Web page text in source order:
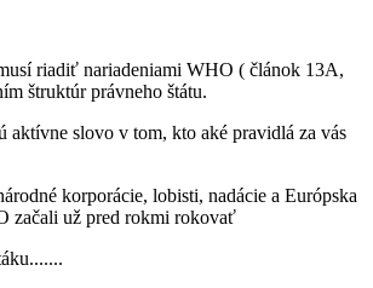
riadiť nariadeniami WHO ( článok 13A,
štruktúr právneho štátu.
aktívne slovo v tom, kto aké pravidlá za vás
korporácie, lobisti, nadácie a Európska
začali už pred rokmi rokovať